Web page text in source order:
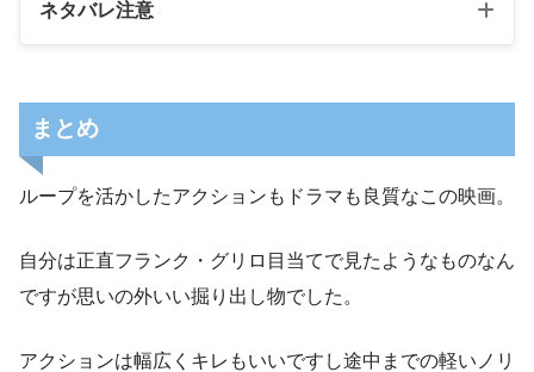
ネタバレ注意
しかったなと思いましたね。
まとめ
ループを活かしたアクションもドラマも良質なこの映画。
自分は正直フランク・グリロ目当てで見たようなものなん
ですが思いの外いい掘り出し物でした。
アクションは幅広くキレもいいですし途中までの軽いノリ